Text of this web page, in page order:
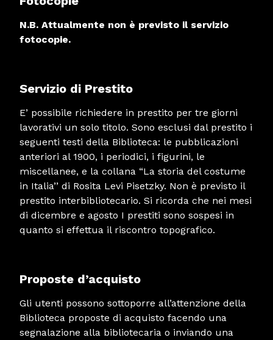
N.B. Attualmente non è previsto il servizio
fotocopie.
Servizio di Prestito
E’ possibile richiedere in prestito per tre giorni
lavorativi un solo titolo. Sono esclusi dal prestito i
seguenti testi della Biblioteca: le pubblicazioni
anteriori al 1900, i periodici, i figurini, le
miscellanee, e la collana “La storia del costume
in Italia’’ di Rosita Levi Pisetzky. Non è previsto il
prestito interbibliotecario. Si ricorda che nei mesi
di dicembre e agosto I prestiti sono sospesi in
quanto si effettua il riscontro topografico.
Proposte d’acquisto
Gli utenti possono sottoporre all’attenzione della
Biblioteca proposte di acquisto facendo una
segnalazione alla bibliotecaria o inviando una